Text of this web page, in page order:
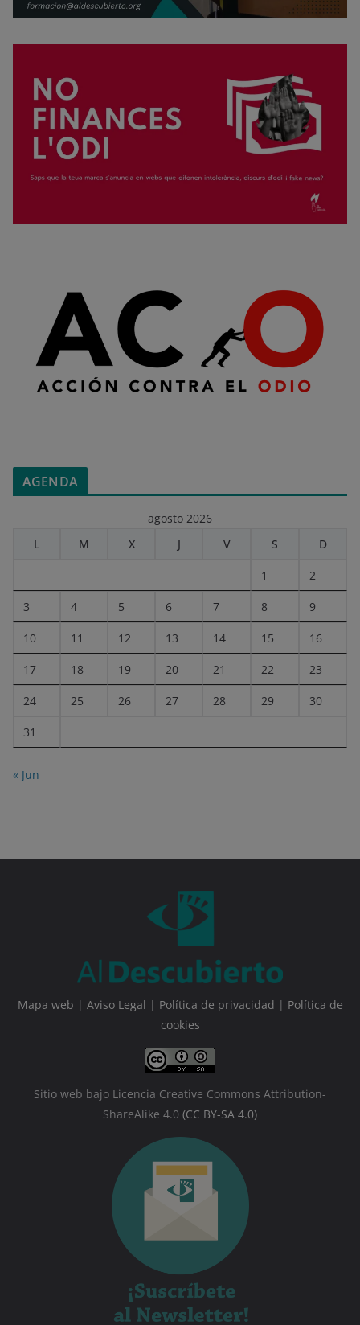
AGENDA
agosto 2026
L
M X J V S D
1 2
3 4 5 6 7 8 9
10 11 12 13 14 15 16
17 18 19 20 21 22 23
24 25 26 27 28 29 30
31
« Jun
Mapa web | Aviso Legal | Política de privacidad | Política de
cookies
Sitio web bajo Licencia Creative Commons Attribution-
ShareAlike 4.0 (CC BY-SA 4.0)